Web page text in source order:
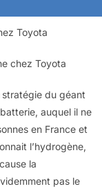
chez Toyota
stratégie du géant
auquel il ne
en France et
l’hydrogène,
la
pas le